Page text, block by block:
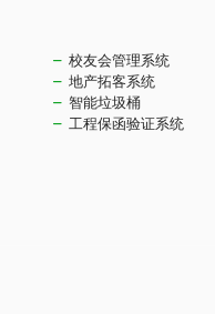
校友会管理系统
地产拓客系统
智能垃圾桶
工程保函验证系统